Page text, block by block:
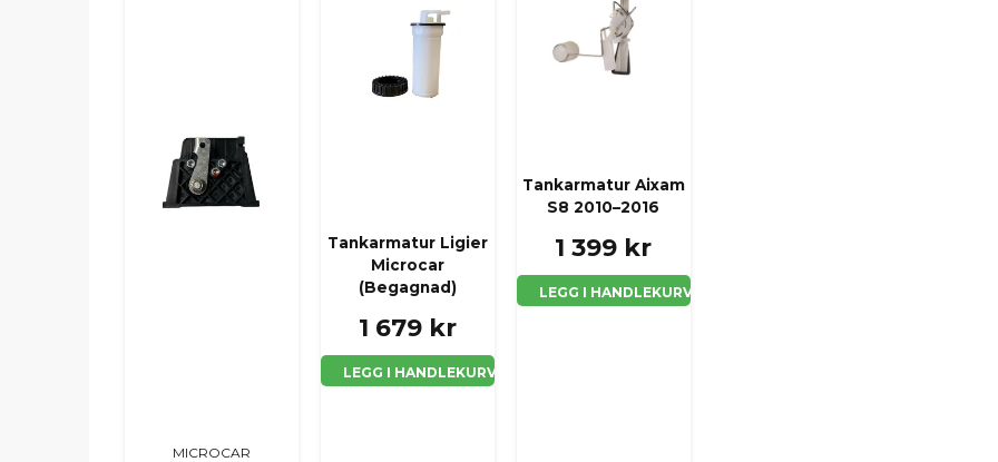
MICROCAR
Tankarmatur Ligier
Microcar
(Begagnad)
1 679 kr
LEGG I HANDLEKURV
Tankarmatur Aixam
S8 2010–2016
1 399 kr
LEGG I HANDLEKURV